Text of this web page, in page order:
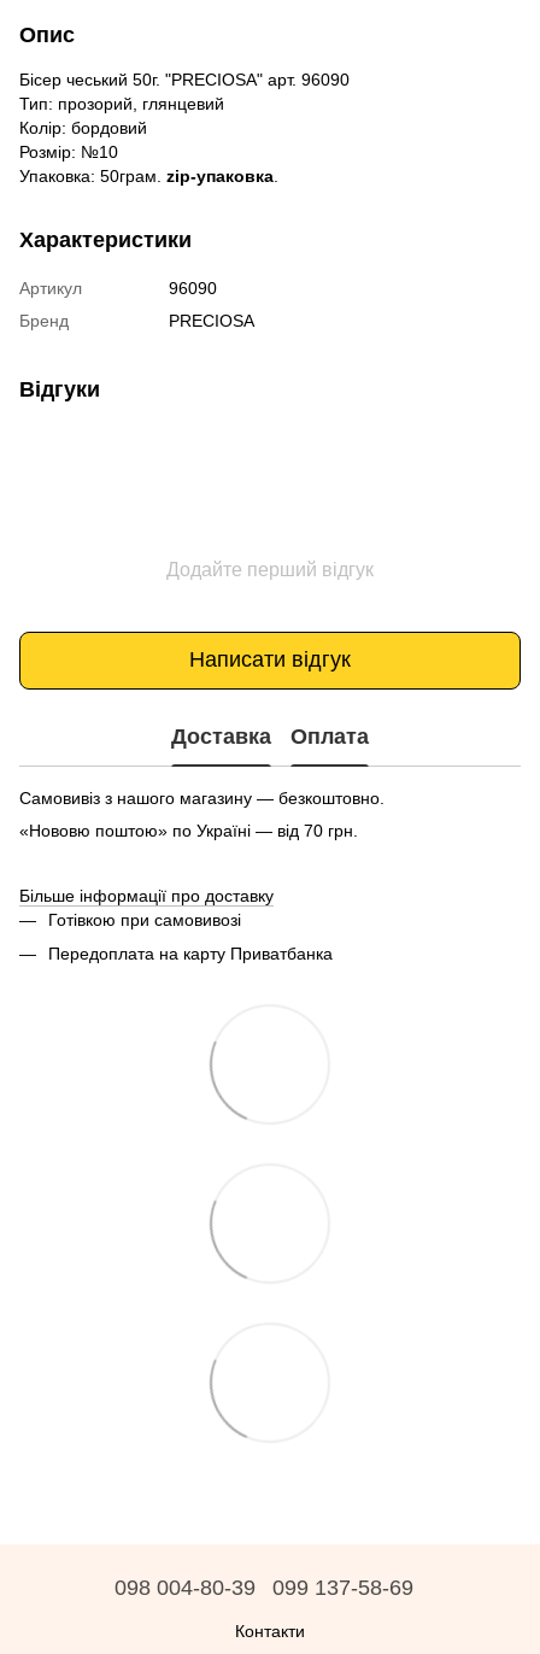
Опис
Бісер чеський 50г. "PRECIOSA" арт. 96090
Тип: прозорий, глянцевий
Колір: бордовий
Розмір: №10
Упаковка: 50грам. zip-упаковка
Характеристики
Артикул
96090
Бренд
PRECIOSA
Відгуки
Додайте перший відгук
Написати відгук
Доставка Оплата
Самовивіз з нашого магазину — безкоштовно.
«Нововю поштою» по Україні — від 70 грн.
Більше інформації про доставку
Готівкою при самовивозі
Передоплата на карту Приватбанка
098 004-80-39 099 137-58-69
Контакти